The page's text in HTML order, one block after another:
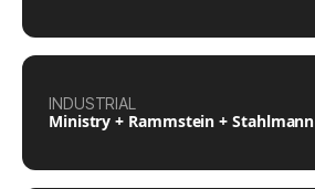
INDUSTRIAL
Ministry + Rammstein + Stahlmann